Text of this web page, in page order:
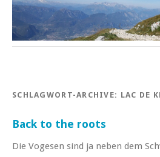
SCHLAGWORT-ARCHIVE: LAC DE
Back to the roots
Die Vogesen sind ja neben dem